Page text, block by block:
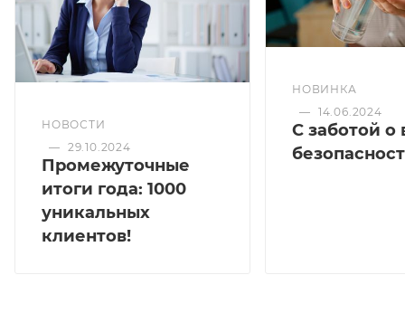
НОВОСТИ
— 29.10.2024
Промежуточные
итоги года: 1000
уникальных
клиентов!
НОВИНКА
— 14.06.2024
С заботой о